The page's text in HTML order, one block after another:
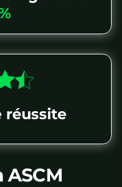
réussite